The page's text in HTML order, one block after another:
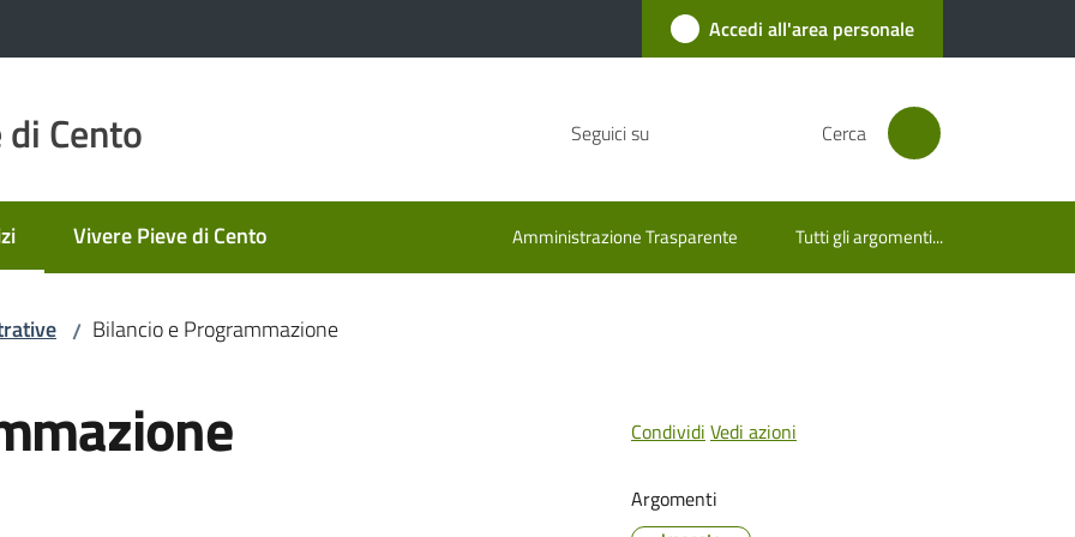
Accedi all'area personale
Cento Seguici su Cerca
selezionatoVivere Pieve di Cento Amministrazione Trasparente Tutti gli argomenti...
/ Bilancio e Programmazione
Condividi Vedi azioni
Argomenti